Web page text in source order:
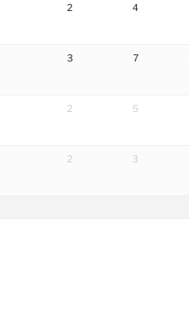
2 4
3 7
2 5
2 3